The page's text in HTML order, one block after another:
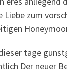
Liebe zum
tage
Der neuer